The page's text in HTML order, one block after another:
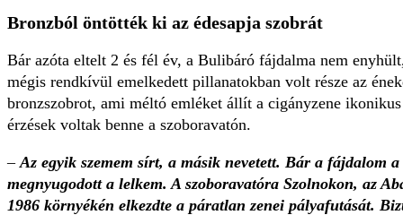
Bronzból öntötték ki az édesapja szobrát
Bár azóta eltelt 2 és fél év, a Bulibáró fájdalma nem
mégis rendkívül emelkedett pillanatokban volt része az
bronzszobrot, ami méltó emléket állít a cigányzene
érzések voltak benne a szoboravatón.
– Az egyik szemem sírt, a másik nevetett. Bár a fájdalom
megnyugodott a lelkem. A szoboravatóra Szolnokon, az
1986 környékén elkezdte a páratlan zenei pályafutását.